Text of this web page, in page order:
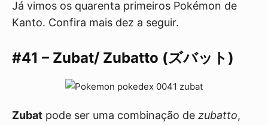
Já vimos os quarenta primeiros Pokémon de
Kanto. Confira mais dez a seguir.
#41 – Zubat/ Zubatto (ズバット)
Zubat pode ser uma combinação de zubatto,